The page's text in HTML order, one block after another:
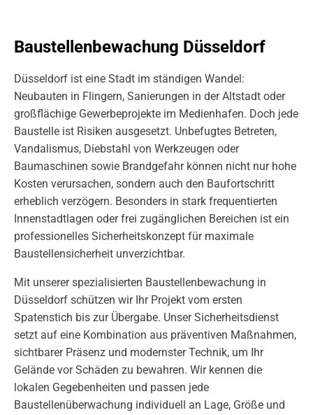
Baustellenbewachung Düsseldorf
Düsseldorf ist eine Stadt im ständigen Wandel:
Neubauten in Flingern, Sanierungen in der Altstadt oder
großflächige Gewerbeprojekte im Medienhafen. Doch jede
Baustelle ist Risiken ausgesetzt. Unbefugtes Betreten,
Vandalismus, Diebstahl von Werkzeugen oder
Baumaschinen sowie Brandgefahr können nicht nur hohe
Kosten verursachen, sondern auch den Baufortschritt
erheblich verzögern. Besonders in stark frequentierten
Innenstadtlagen oder frei zugänglichen Bereichen ist ein
professionelles Sicherheitskonzept für maximale
Baustellensicherheit unverzichtbar.
Mit unserer spezialisierten Baustellenbewachung in
Düsseldorf schützen wir Ihr Projekt vom ersten
Spatenstich bis zur Übergabe. Unser Sicherheitsdienst
setzt auf eine Kombination aus präventiven Maßnahmen,
sichtbarer Präsenz und modernster Technik, um Ihr
Gelände vor Schäden zu bewahren. Wir kennen die
lokalen Gegebenheiten und passen jede
Baustellenüberwachung individuell an Lage, Größe und